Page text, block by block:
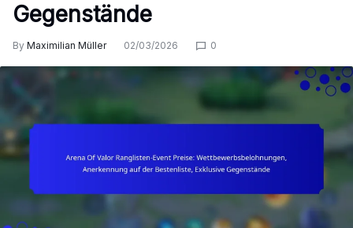
Gegenstände
By Maximilian Müller 02/03/2026 0